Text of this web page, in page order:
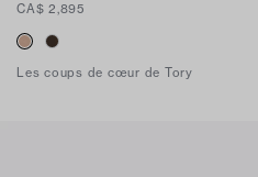
CA$ 2,895
Les coups de cœur de Tory